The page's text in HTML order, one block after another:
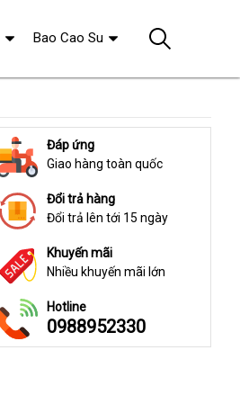
Đáp ứng
Giao hàng toàn quốc
Đổi trả hàng
Đổi trả lên tới 15 ngày
Khuyến mãi
Nhiều khuyến mãi lớn
Hotline
0988952330
Bao Cao Su